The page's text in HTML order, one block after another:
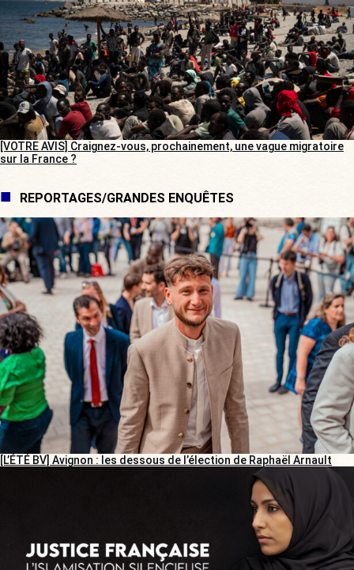
[VOTRE AVIS] Craignez-vous, prochainement, une vague migratoire
sur la France ?
REPORTAGES/GRANDES ENQUÊTES
[L’ÉTÉ BV] Avignon : les dessous de l’élection de Raphaël Arnault